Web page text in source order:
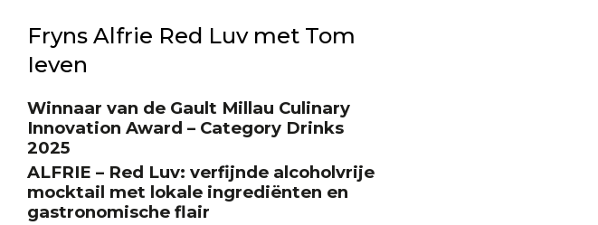
Fryns Alfrie Red Luv met Tom
Ieven
Winnaar van de Gault Millau Culinary
Innovation Award – Category Drinks
2025
ALFRIE – Red Luv: verfijnde alcoholvrije
mocktail met lokale ingrediënten en
gastronomische flair